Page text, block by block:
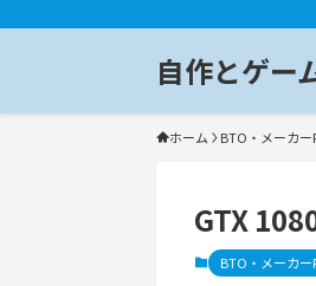
自作とゲー
ホーム BTO・メーカー
GTX
BTO・メーカー